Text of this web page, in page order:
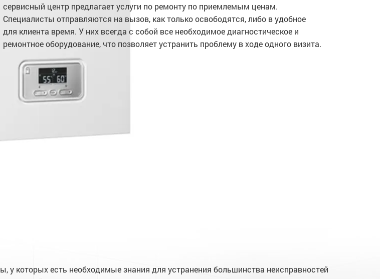
сервисный центр предлагает услуги по ремонту по приемлемым ценам.
Специалисты отправляются на вызов, как только освободятся, либо в удобное
для клиента время. У них всегда с собой все необходимое диагностическое и
ремонтное оборудование, что позволяет устранить проблему в ходе одного визита.
у которых есть необходимые знания для устранения большинства неисправностей